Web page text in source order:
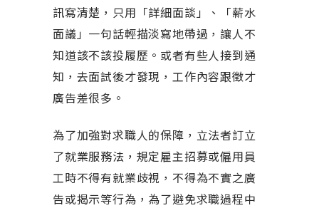
訊寫清楚，只用「詳細面談」、「薪水
面議」一句話輕描淡寫地帶過，讓人不
知道該不該投履歷。或者有些人接到通
知，去面試後才發現，工作內容跟徵才
廣告差很多。
為了加強對求職人的保障，立法者訂立
了就業服務法，規定雇主招募或僱用員
工時不得有就業歧視，不得為不實之廣
告或揭示等行為，為了避免求職過程中